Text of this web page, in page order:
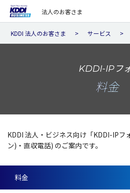
法人のお客さま
KDDI 法人のお客さま サービス
KDDI-IPフ
料金
KDDI 法人・ビジネス向け「KDDI-IPフ
ン)・直収電話) のご案内です。
料金